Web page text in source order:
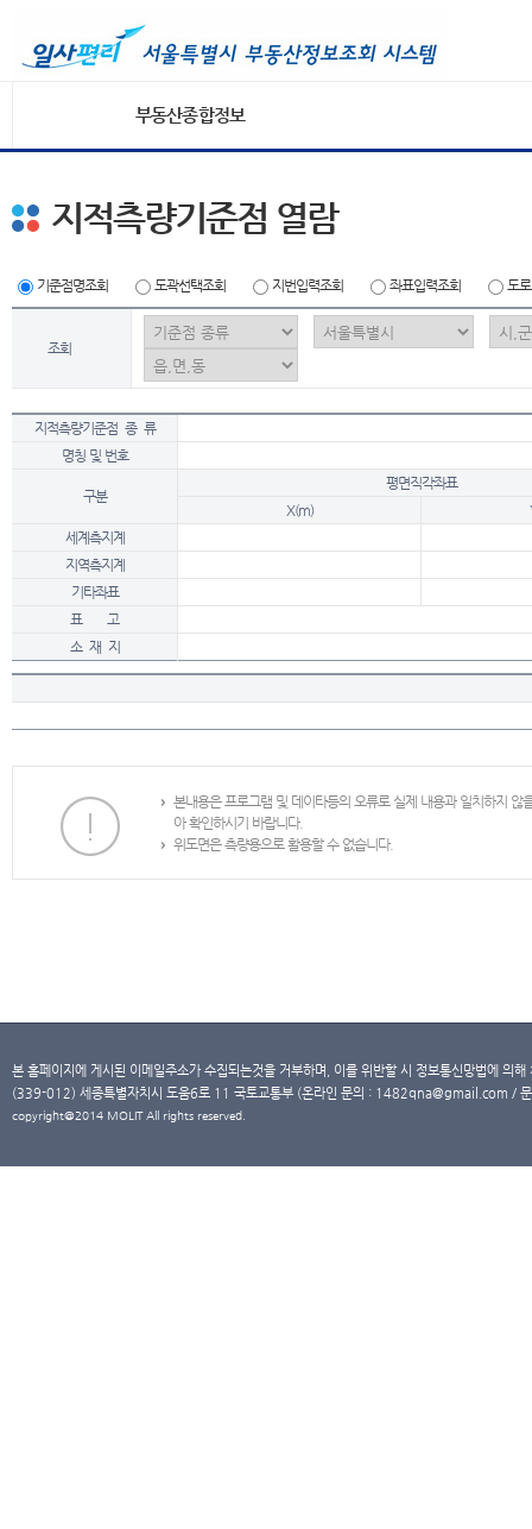
부동산종합정보
지적측량기준점 열람
기준점명조회 도곽선택조회 지번입력조회 좌표입력조회 도
조회
지적측량기준점 종 류
명칭 및 번호
구분
평면직각좌표
X(m)
세계측지계
지역측지계
기타좌표
표 고
소 재 지
본내용은 프로그램 및 데이타등의 오류로 실제 내용과 일치하지
아 확인하시기 바랍니다.
위도면은 측량용으로 활용할 수 없습니다.
본 홈페이지에 게시된 이메일주소가 수집되는것을 거부하며, 이를 위반할 시 정보통신망법에 의
(339-012) 세종특별자치시 도움6로 11 국토교통부 (온라인 문의 : 1482qna@gmail.com /
copyright@2014 MOLIT All rights reserved.